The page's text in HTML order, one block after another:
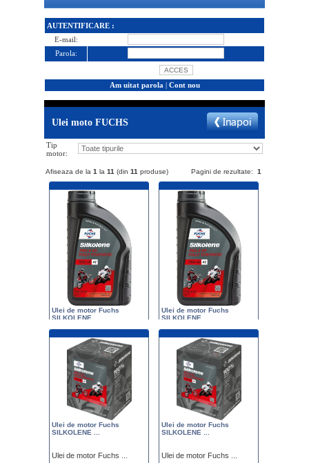
AUTENTIFICARE :
E-mail:
Parola:
Am uitat parola | Cont nou
Ulei moto FUCHS
Tip
motor:
Afiseaza de la 1 la 11 (din 11 produse) Pagini de rezultate: 1
Ulei de motor Fuchs
SILKOLENE ...
Ulei de motor Fuchs ...
Pret : 69.00
Ulei de motor Fuchs
SILKOLENE ...
Ulei de motor Fuchs ...
Pret : 69.00
Ulei de motor Fuchs
SILKOLENE ...
Ulei de motor Fuchs ...
Ulei de motor Fuchs
SILKOLENE ...
Ulei de motor Fuchs ...